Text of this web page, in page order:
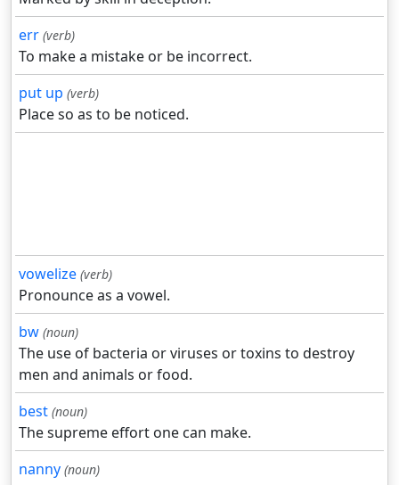
err (verb)
To make a mistake or be incorrect.
put up (verb)
Place so as to be noticed.
vowelize (verb)
Pronounce as a vowel.
bw (noun)
The use of bacteria or viruses or toxins to destroy
men and animals or food.
best (noun)
The supreme effort one can make.
nanny (noun)